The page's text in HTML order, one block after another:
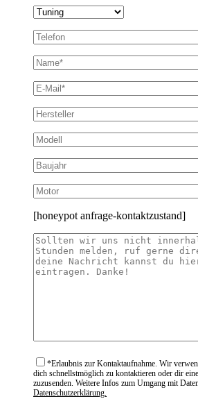
[honeypot anfrage-kontaktzustand]
*Erlaubnis zur Kontaktaufnahme. Wir
dich schnellstmöglich zu kontaktieren oder dir
zuzusenden. Weitere Infos zum Umgang mit
Datenschutzerklärung.